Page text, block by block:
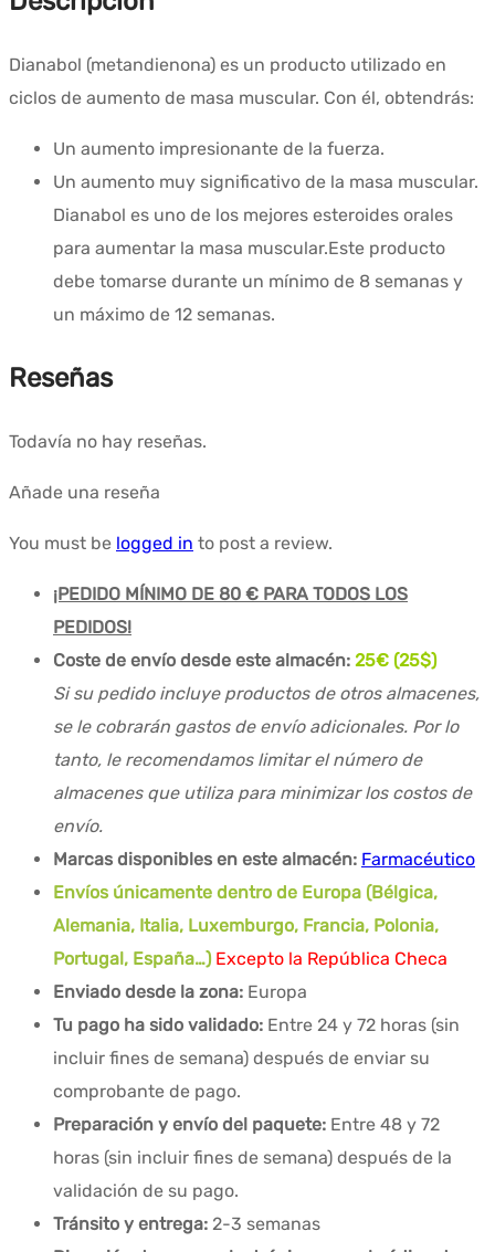
Dianabol (metandienona) es un producto utilizado en
ciclos de aumento de masa muscular. Con él, obtendrás:
Un aumento impresionante de la fuerza.
Un aumento muy significativo de la masa muscular.
Dianabol es uno de los mejores esteroides orales
para aumentar la masa muscular.Este producto
debe tomarse durante un mínimo de 8 semanas y
un máximo de 12 semanas.
Reseñas
Todavía no hay reseñas.
Añade una reseña
You must be logged in to post a review.
¡PEDIDO MÍNIMO DE 80 € PARA TODOS LOS
PEDIDOS!
Coste de envío desde este almacén: 25€ (25$)
Si su pedido incluye productos de otros almacenes,
se le cobrarán gastos de envío adicionales. Por lo
tanto, le recomendamos limitar el número de
almacenes que utiliza para minimizar los costos de
envío.
Marcas disponibles en este almacén: Farmacéutico
Envíos únicamente dentro de Europa (Bélgica,
Alemania, Italia, Luxemburgo, Francia, Polonia,
Portugal, España…) Excepto la República Checa
Enviado desde la zona: Europa
Tu pago ha sido validado: Entre 24 y 72 horas (sin
incluir fines de semana) después de enviar su
comprobante de pago.
Preparación y envío del paquete: Entre 48 y 72
horas (sin incluir fines de semana) después de la
validación de su pago.
Tránsito y entrega: 2-3 semanas